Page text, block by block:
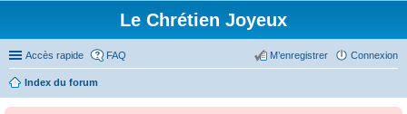
Le Chrétien Joyeux
Accès rapide FAQ Connexion
M’enregistrer
Index du forum